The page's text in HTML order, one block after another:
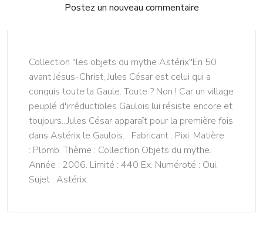
Postez un nouveau commentaire
Collection ''les objets du mythe Astérix''En 50
avant Jésus-Christ, Jules César est celui qui a
conquis toute la Gaule. Toute ? Non ! Car un village
peuplé d'irréductibles Gaulois lui résiste encore et
toujours...Jules César apparaît pour la première fois
dans Astérix le Gaulois. Fabricant : Pixi. Matière
: Plomb. Thème : Collection Objets du mythe.
Année : 2006. Limité : 440 Ex. Numéroté : Oui.
Sujet : Astérix.